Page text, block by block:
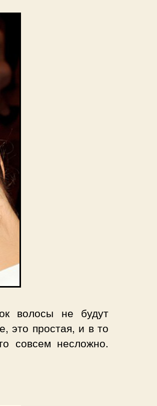
волосы не будут
это простая, и в то
совсем несложно.